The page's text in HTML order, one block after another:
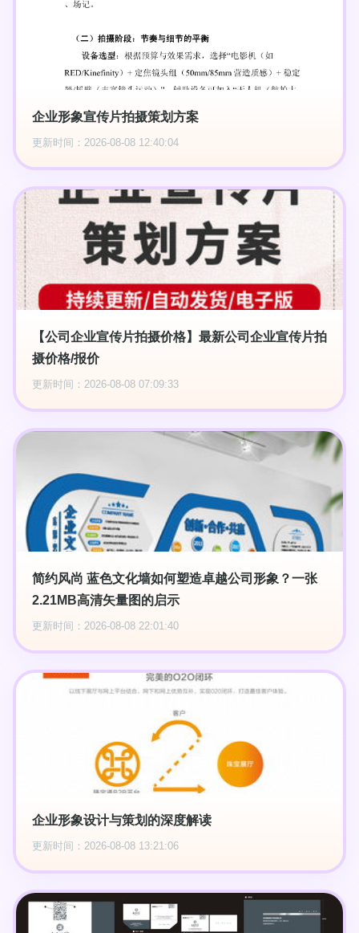
企业形象宣传片拍摄策划方案
更新时间：2026-08-08 12:40:04
【公司企业宣传片拍摄价格】最新公司企业宣传片拍
摄价格/报价
更新时间：2026-08-08 07:09:33
简约风尚 蓝色文化墙如何塑造卓越公司形象？一张
2.21MB高清矢量图的启示
更新时间：2026-08-08 22:01:40
企业形象设计与策划的深度解读
更新时间：2026-08-08 13:21:06